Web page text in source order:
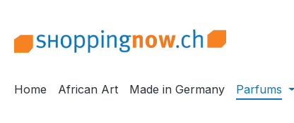
Home African Art Made in Germany Parfums